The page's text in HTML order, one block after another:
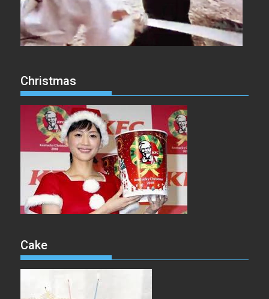
Christmas
Cake